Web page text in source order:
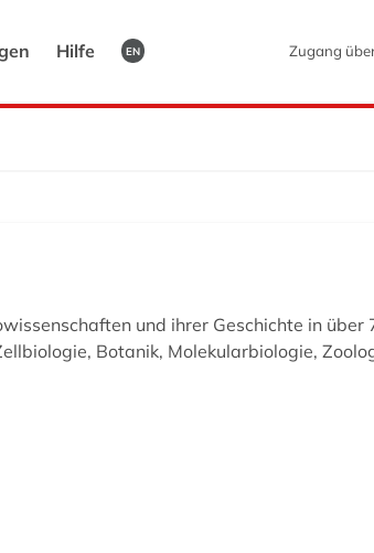
Hilfe EN Zugang
und ihrer Geschichte in
Botanik, Molekularbiologie,